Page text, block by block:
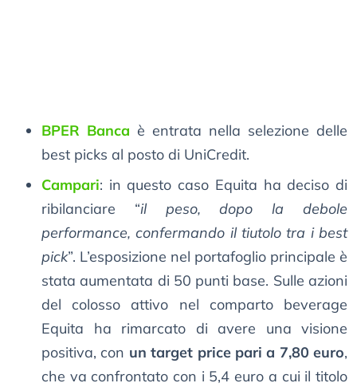
BPER Banca è entrata nella selezione delle
best picks al posto di UniCredit.
Campari: in questo caso Equita ha deciso di
ribilanciare “il peso, dopo la debole
performance, confermando il tiutolo tra i best
pick”. L’esposizione nel portafoglio principale è
stata aumentata di 50 punti base. Sulle azioni
del colosso attivo nel comparto beverage
Equita ha rimarcato di avere una visione
positiva, con un target price pari a 7,80 euro,
che va confrontato con i 5,4 euro a cui il titolo